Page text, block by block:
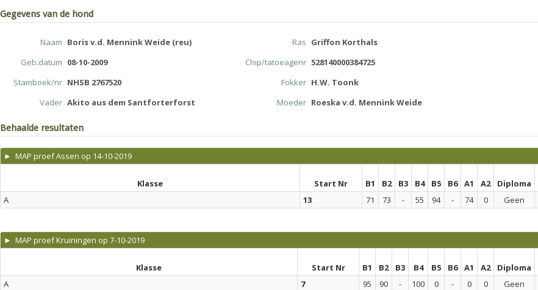
Gegevens van de hond
Naam Boris v.d. Mennink Weide (reu) Ras Griffon Korthals
Geb.datum 08-10-2009 Chip/tatoeagenr 528140000384725
Stamboek/nr NHSB 2767520 Fokker H.W. Toonk
Vader Akito aus dem Santforterforst Moeder Roeska v.d. Mennink Weide
Behaalde resultaten
► MAP proef Assen op 14-10-2019
Klasse Start Nr B1 B2 B3 B4 B5 B6 A1 A2 Diploma
A
13 71 73 - 55 94 - 74 0 Geen
► MAP proef Kruiningen op 7-10-2019
Klasse Start Nr B1 B2 B3 B4 B5 B6 A1 A2 Diploma
A
7 95 90 - 100 0 - 0 0 Geen